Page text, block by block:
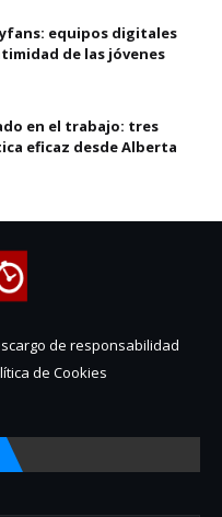
equipos digitales
de las jóvenes
en el trabajo: tres
eficaz desde Alberta
de responsabilidad
de Cookies